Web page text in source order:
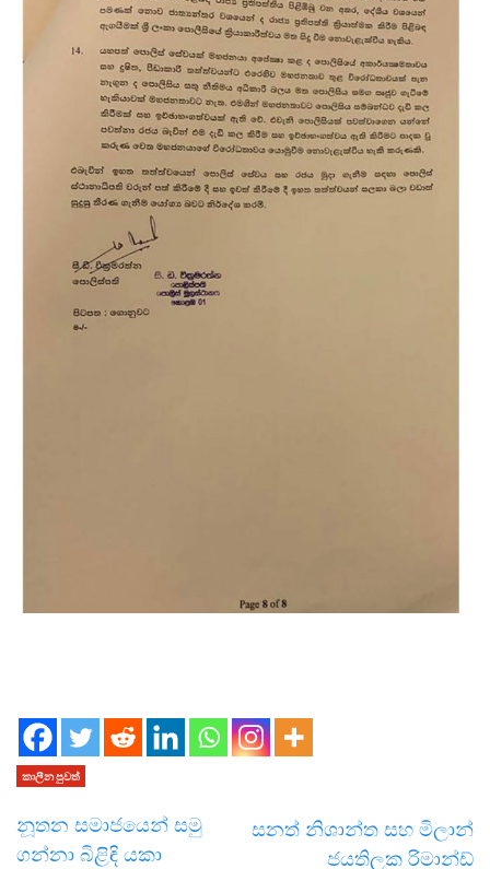
කාලීන පුවත්
නූතන සමාජයෙන් සමු
ගන්නා බිළිඳි යකා
සනත් නිශාන්ත සහ මිලාන්
ජයතිලක රිමාන්ඩ්